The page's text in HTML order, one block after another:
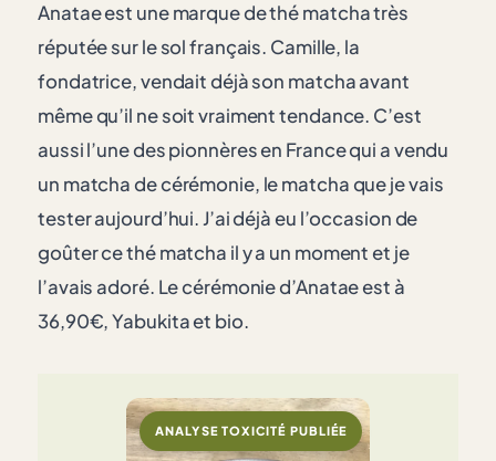
Anatae est une marque de thé matcha très
réputée sur le sol français. Camille, la
fondatrice, vendait déjà son matcha avant
même qu’il ne soit vraiment tendance. C’est
aussi l’une des pionnères en France qui a vendu
un matcha de cérémonie, le matcha que je vais
tester aujourd’hui. J’ai déjà eu l’occasion de
goûter ce thé matcha il y a un moment et je
l’avais adoré. Le cérémonie d’Anatae est à
36,90€, Yabukita et bio.
ANALYSE TOXICITÉ PUBLIÉE